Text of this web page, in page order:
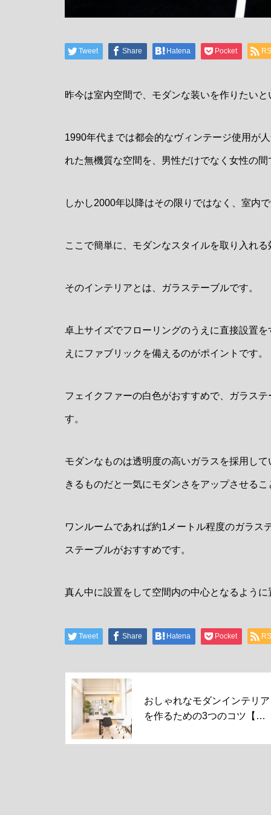
Tweet Share Hatena Pocket
昨今は室内空間で、モダンな装いを作りたい
1990年代までは都会的なヴィンテージ使用が
れた無機質な空間を、男性だけでなく女性の
しかし2000年以降はその限りではなく、室内
ここで簡単に、モダンなスタイルを取り入れ
そのインテリアとは、ガラステーブルです。
卓上サイズでフローリングのうえに直接設置
えにファブリックを備えるのがポイントです。
フェイクファーの白色がおすすめで、ガラス
す。
モダンなものは透明度の高いガラスを採用し
きるものだと一気にモダンさをアップさせる
ワンルームであれば約1メートル程度のガラス
ステーブルがおすすめです。
真ん中に設置をして空間内の中心となるよう
Tweet Share Hatena Pocket
おしゃれなモダンインテリア
を作るための3つのコツ【初